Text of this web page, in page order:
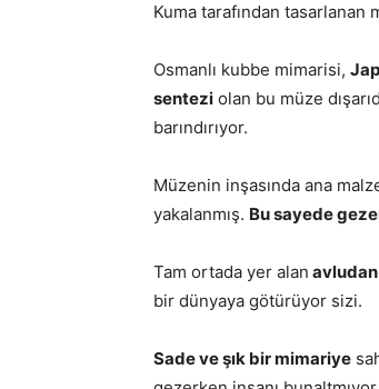
Kuma tarafından tasarlanan
Osmanlı kubbe mimarisi,
sentezi olan bu müze
barındırıyor.
Müzenin inşasında ana
yakalanmış. Bu sayede
Tam ortada yer alan
bir dünyaya götürüyor sizi.
Sade ve şık bir mimariye